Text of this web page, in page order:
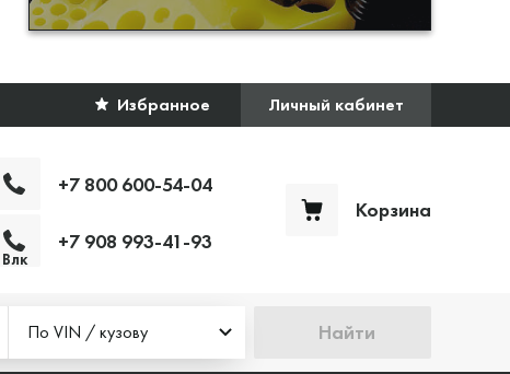
Избранное Личный кабинет
+7 800 600-54-04
Влк
+7 908 993-41-93
Корзина
По VIN / кузову Найти